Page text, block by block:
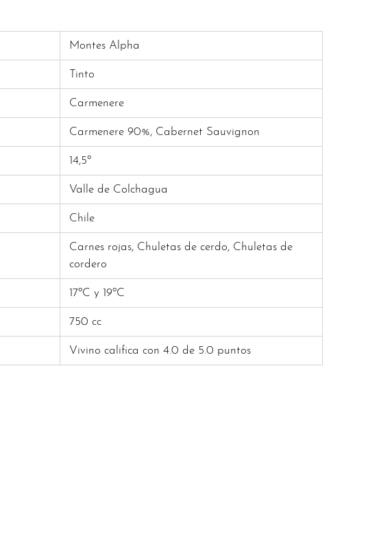
Montes Alpha
Tinto
Carmenere
Carmenere 90%, Cabernet Sauvignon
14,5º
Valle de Colchagua
Chile
Carnes rojas, Chuletas de cerdo, Chuletas de
cordero
17ºC y 19ºC
750 cc
Vivino califica con 4.0 de 5.0 puntos